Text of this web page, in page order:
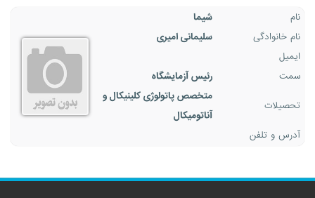
نام
شیما
نام خانوادگی
سلیمانی امیری
ایمیل
سمت
رئیس آزمایشگاه
تحصیلات
متخصص پاتولوژی کلینیکال و
آناتومیکال
آدرس و تلفن